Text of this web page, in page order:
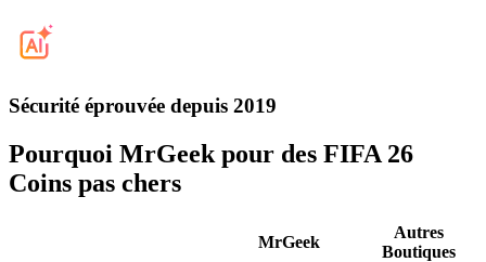
Sécurité éprouvée depuis 2019
Pourquoi MrGeek pour des FIFA 26
Coins pas chers
MrGeek
Autres
Boutiques